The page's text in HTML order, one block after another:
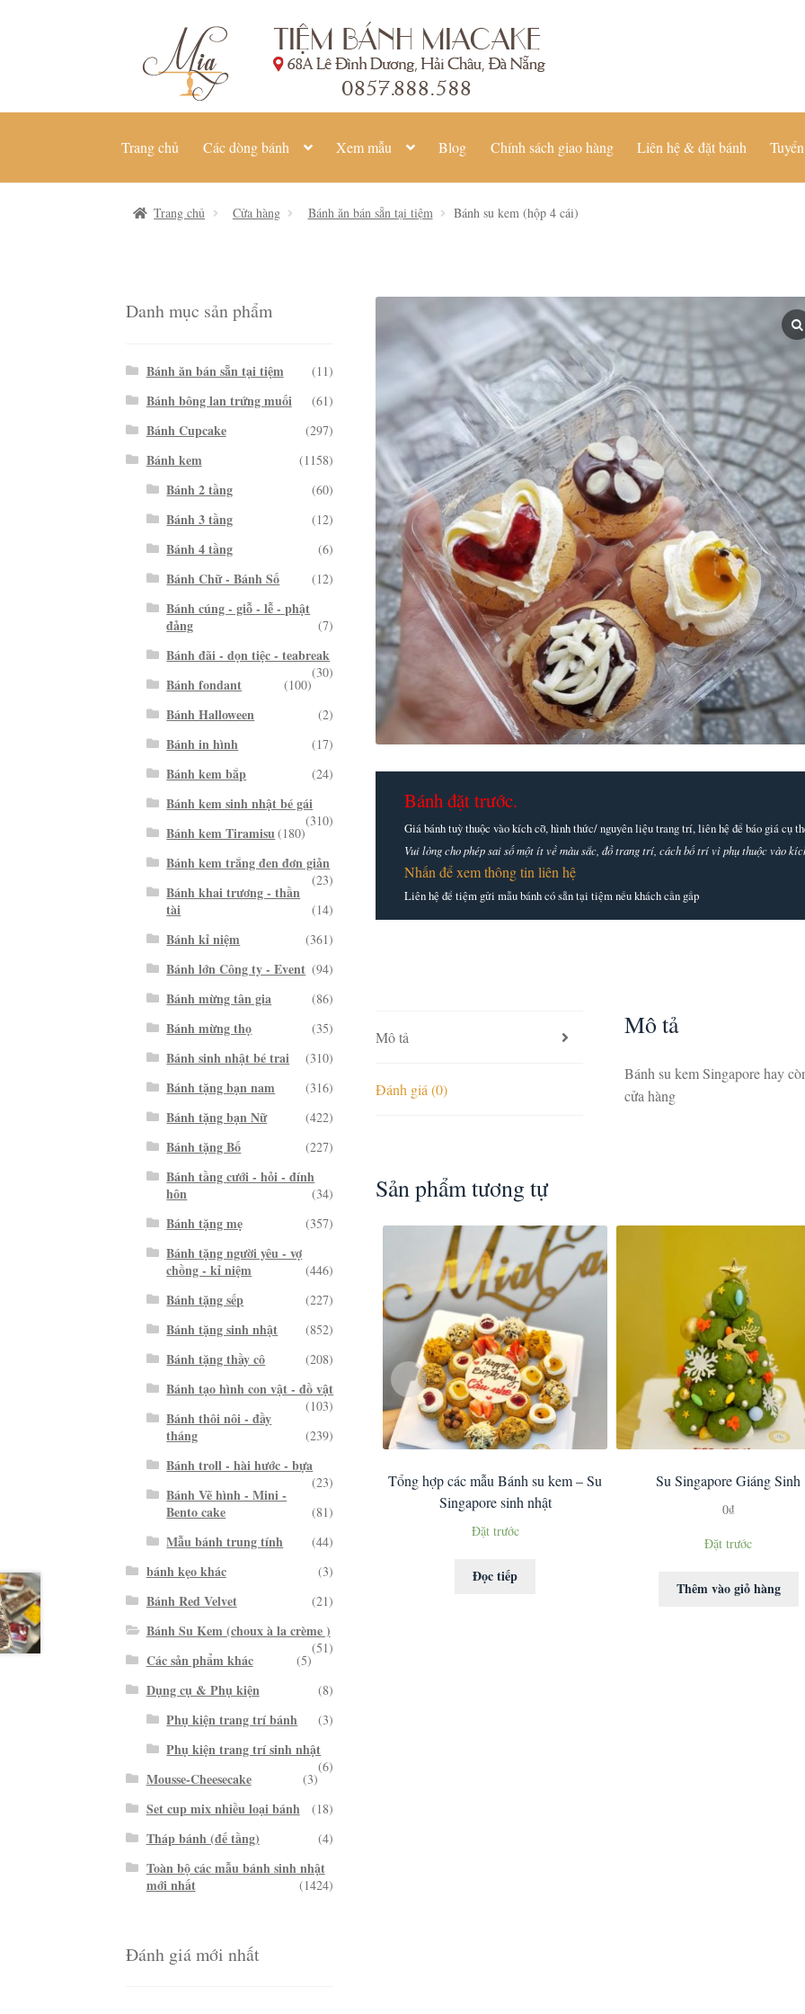
Điều
nội
Trang chủ Các dòng bánh Xem mẫu Blog Chính sách giao hàng Liên hệ & đặt bánh
Trang chủ Cửa hàng Bánh ăn bán sẵn tại tiệm Bánh su kem (hộp 4 cái)
Bánh đặt trước.
Giá bánh tuỳ thuộc vào kích cỡ, hình thức/ nguyên liệu trang trí, liên hệ để báo giá cụ
Vui lòng cho phép sai số một ít về màu sắc, đồ trang trí, cách bố trí vì phụ thuộc vào
Nhấn để xem thông tin liên hệ
Liên hệ để tiệm gửi mẫu bánh có sẵn tại tiệm nếu khách cần gấp
Mô tả
Đánh giá (0)
Mô tả
Bánh su kem Singapore hay
cửa hàng
Sản phẩm tương tự
Tổng hợp các mẫu Bánh su kem – Su
Singapore sinh nhật
Đặt trước
Đọc tiếp
Su Singapore Giáng Sinh
0₫
Đặt trước
Thêm vào giỏ hàng
Danh mục sản phẩm
Bánh ăn bán sẵn tại tiệm (11)
Bánh bông lan trứng muối (61)
Bánh Cupcake (297)
Bánh kem (1158)
Bánh 2 tầng (60)
Bánh 3 tầng (12)
Bánh 4 tầng (6)
Bánh Chữ - Bánh Số (12)
Bánh cúng - giỗ - lễ - phật
đảng
(7)
Bánh đãi - dọn tiệc - teabreak
(30)
Bánh fondant (100)
Bánh Halloween (2)
Bánh in hình (17)
Bánh kem bắp (24)
Bánh kem sinh nhật bé gái
(310)
Bánh kem Tiramisu(180)
Bánh kem trắng đen đơn giản
(23)
Bánh khai trương - thần
tài
(14)
Bánh kỉ niệm (361)
Bánh lớn Công ty - Event (94)
Bánh mừng tân gia (86)
Bánh mừng thọ (35)
Bánh sinh nhật bé trai (310)
Bánh tặng bạn nam (316)
Bánh tặng bạn Nữ (422)
Bánh tặng Bố (227)
Bánh tầng cưới - hỏi - đính
hôn
(34)
Bánh tặng mẹ (357)
Bánh tặng người yêu - vợ
chồng - kỉ niệm
(446)
Bánh tặng sếp (227)
Bánh tặng sinh nhật (852)
Bánh tặng thầy cô (208)
Bánh tạo hình con vật - đồ vật
(103)
Bánh thôi nôi - đầy
tháng
(239)
Bánh troll - hài hước - bựa
(23)
Bánh Vẽ hình - Mini -
Bento cake
(81)
Mẫu bánh trung tính (44)
bánh kẹo khác (3)
Bánh Red Velvet (21)
Bánh Su Kem (choux à la crème )
(51)
Các sản phẩm khác (5)
Dụng cụ & Phụ kiện (8)
Phụ kiện trang trí bánh (3)
Phụ kiện trang trí sinh nhật
(6)
Mousse-Cheesecake (3)
Set cup mix nhiều loại bánh (18)
Tháp bánh (đế tầng) (4)
Toàn bộ các mẫu bánh sinh nhật
mới nhất
(1424)
Đánh giá mới nhất